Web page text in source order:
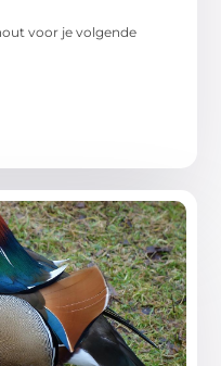
voor je volgende